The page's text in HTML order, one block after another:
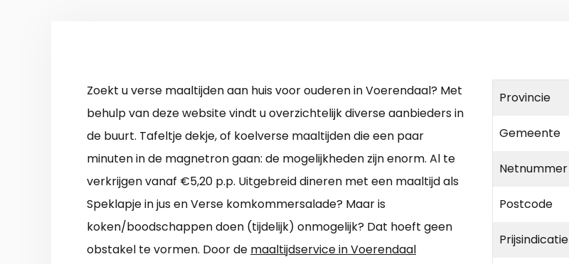
Zoekt u verse maaltijden aan huis voor ouderen in Voerendaal? Met
behulp van deze website vindt u overzichtelijk diverse aanbieders in
de buurt. Tafeltje dekje, of koelverse maaltijden die een paar
minuten in de magnetron gaan: de mogelijkheden zijn enorm. Al te
verkrijgen vanaf €5,20 p.p. Uitgebreid dineren met een maaltijd als
Speklapje in jus en Verse komkommersalade? Maar is
koken/boodschappen doen (tijdelijk) onmogelijk? Dat hoeft geen
obstakel te vormen. Door de maaltijdservice in Voerendaal
Provincie
Gemeente
Netnummer
Postcode
Prijsindicatie